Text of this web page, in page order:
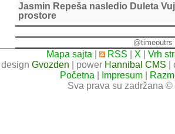
Jasmin Repeša nasledio Duleta
prostore
@timeoutrs
Mapa sajta | RSS X |Vrh
design Gvozden | power Hannibal CMS |
Početna
Impresum
Sva prava su zadržana ©